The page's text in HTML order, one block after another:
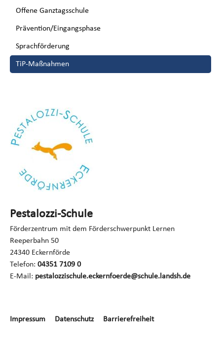
Offene Ganztagsschule
Prävention/Eingangsphase
Sprachförderung
TiP-Maßnahmen
Pestalozzi-Schule
Förderzentrum mit dem Förderschwerpunkt Lernen
Reeperbahn 50
24340 Eckernförde
Telefon: 04351 7109 0
E-Mail: pestalozzischule.eckernfoerde@schule.landsh.de
überspringen
Impressum Datenschutz Barrierefreiheit